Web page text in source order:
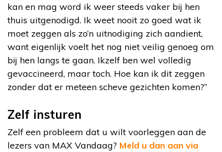
kan en mag word ik weer steeds vaker bij hen
thuis uitgenodigd. Ik weet nooit zo goed wat ik
moet zeggen als zo’n uitnodiging zich aandient,
want eigenlijk voelt het nog niet veilig genoeg om
bij hen langs te gaan. Ikzelf ben wel volledig
gevaccineerd, maar toch. Hoe kan ik dit zeggen
zonder dat er meteen scheve gezichten komen?”
Zelf insturen
Zelf een probleem dat u wilt voorleggen aan de
lezers van MAX Vandaag? Meld u dan aan via